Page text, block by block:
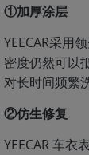
①加厚涂层
YEECAR采用
密度仍然可以
对长时间频繁
②仿生修复
YEECAR 车衣